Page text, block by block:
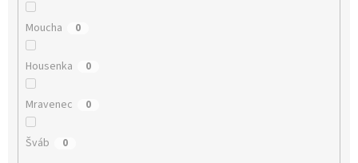
Moucha 0
Housenka 0
Mravenec 0
Šváb 0